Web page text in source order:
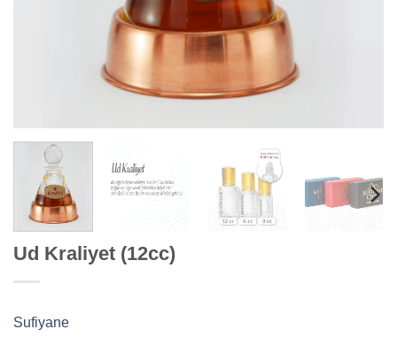
Ud Kraliyet (12cc)
Sufiyane